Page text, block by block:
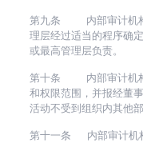
第九条 内部审计机构
理层经过适当的程序确
或最高管理层负责。
第十条 内部审计机构
和权限范围，并报经董
活动不受到组织内其他
第十一条 内部审计机